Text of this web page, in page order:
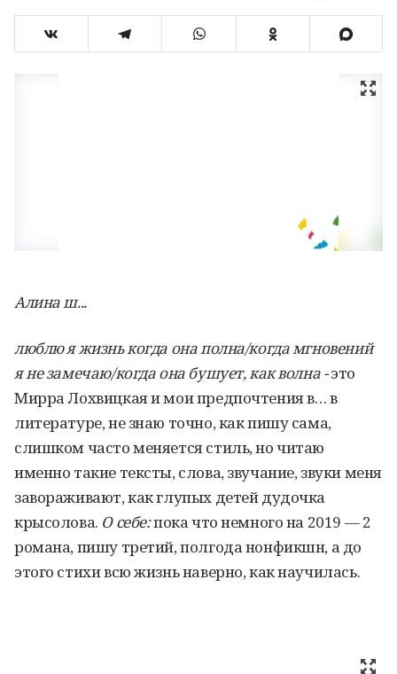
Алина ш...
люблю я жизнь когда она полна/когда мгновений
я не замечаю/когда она бушует, как волна -это
Мирра Лохвицкая и мои предпочтения в… в
литературе, не знаю точно, как пишу сама,
слишком часто меняется стиль, но читаю
именно такие тексты, слова, звучание, звуки меня
завораживают, как глупых детей дудочка
крысолова. О себе:пока что немного на 2019 — 2
романа, пишу третий, полгода нонфикшн, а до
этого стихи всю жизнь наверно, как научилась.